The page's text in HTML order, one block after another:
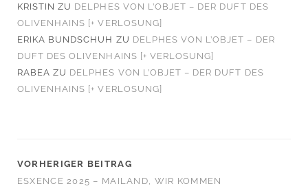
KRISTIN ZU DELPHES VON L’OBJET – DER DUFT DES
OLIVENHAINS [+ VERLOSUNG]
ERIKA BUNDSCHUH ZU DELPHES VON L’OBJET – DER
DUFT DES OLIVENHAINS [+ VERLOSUNG]
RABEA ZU DELPHES VON L’OBJET – DER DUFT DES
OLIVENHAINS [+ VERLOSUNG]
VORHERIGER BEITRAG
ESXENCE 2025 – MAILAND, WIR KOMMEN